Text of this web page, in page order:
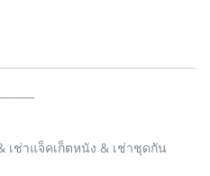
เช่าแจ็คเก็ตหนัง & เช่าชุดกัน